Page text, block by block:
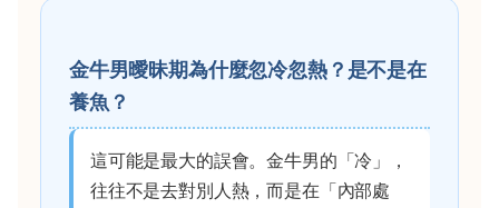
金牛男曖昧期為什麼忽冷忽熱？是不是在
養魚？
這可能是最大的誤會。金牛男的「冷」，
往往不是去對別人熱，而是在「內部處